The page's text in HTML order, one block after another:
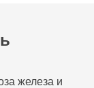
железа и